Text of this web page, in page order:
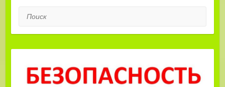
Поиск